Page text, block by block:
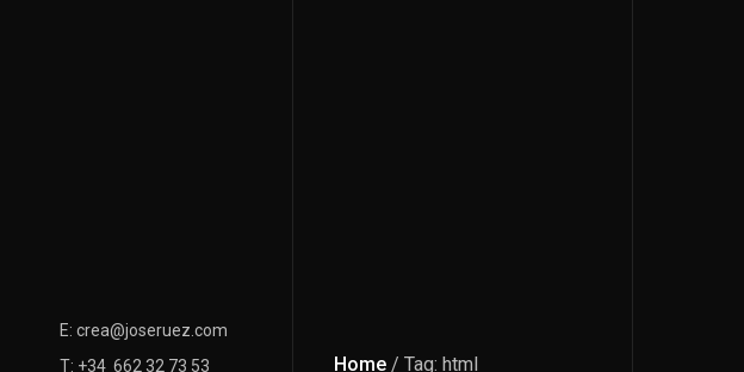
Home / Tag: html
E: crea@joseruez.com
T: +34 662 32 73 53